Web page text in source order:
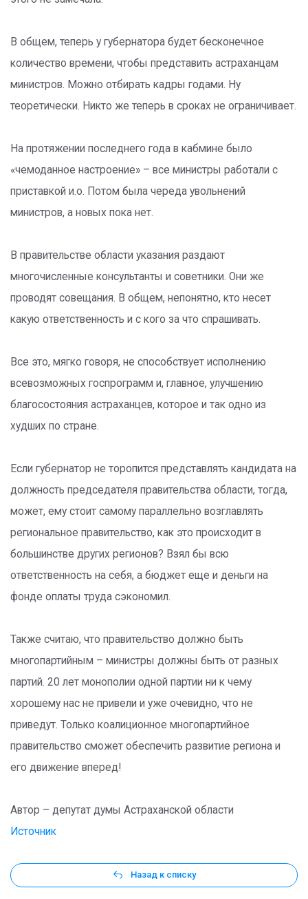
В общем, теперь у губернатора будет бесконечное
количество времени, чтобы представить астраханцам
министров. Можно отбирать кадры годами. Ну
теоретически. Никто же теперь в сроках не ограничивает.
На протяжении последнего года в кабмине было
«чемоданное настроение» – все министры работали с
приставкой и.о. Потом была череда увольнений
министров, а новых пока нет.
В правительстве области указания раздают
многочисленные консультанты и советники. Они же
проводят совещания. В общем, непонятно, кто несет
какую ответственность и с кого за что спрашивать.
Все это, мягко говоря, не способствует исполнению
всевозможных госпрограмм и, главное, улучшению
благосостояния астраханцев, которое и так одно из
худших по стране.
Если губернатор не торопится представлять кандидата на
должность председателя правительства области, тогда,
может, ему стоит самому параллельно возглавлять
региональное правительство, как это происходит в
большинстве других регионов? Взял бы всю
ответственность на себя, а бюджет еще и деньги на
фонде оплаты труда сэкономил.
Также считаю, что правительство должно быть
многопартийным – министры должны быть от разных
партий. 20 лет монополии одной партии ни к чему
хорошему нас не привели и уже очевидно, что не
приведут. Только коалиционное многопартийное
правительство сможет обеспечить развитие региона и
его движение вперед!
Автор – депутат думы Астраханской области
Источник
Назад к списку